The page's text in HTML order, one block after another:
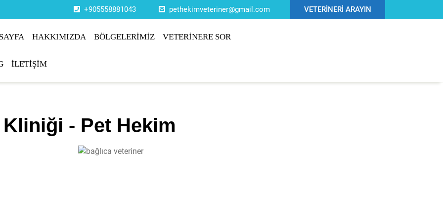
+905558881043 pethekimveteriner@gmail.com VETERİNERİ ARAYIN
HAKKIMIZDA BÖLGELERİMİZ VETERİNERE SOR
İLETİŞİM
- Pet Hekim